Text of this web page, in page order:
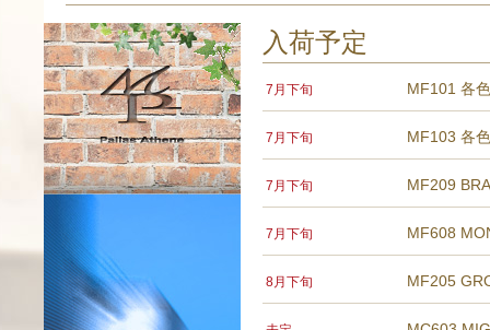
入荷予定
MF101 各色
7月下旬
MF103 各色
7月下旬
MF209
7月下旬
MF608
7月下旬
MF205
8月下旬